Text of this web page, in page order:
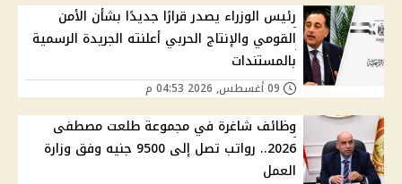
رئيس الوزراء يصدر قرارًا جديدًا بشأن الأمن
القومي والإنتاج الحربي أعلنته الجريدة الرسمية
بالمستندات
وظائف شاغرة في مجموعة طلعت مصطفى
2026.. رواتب تصل إلى 9500 جنيه وفق وزارة
العمل